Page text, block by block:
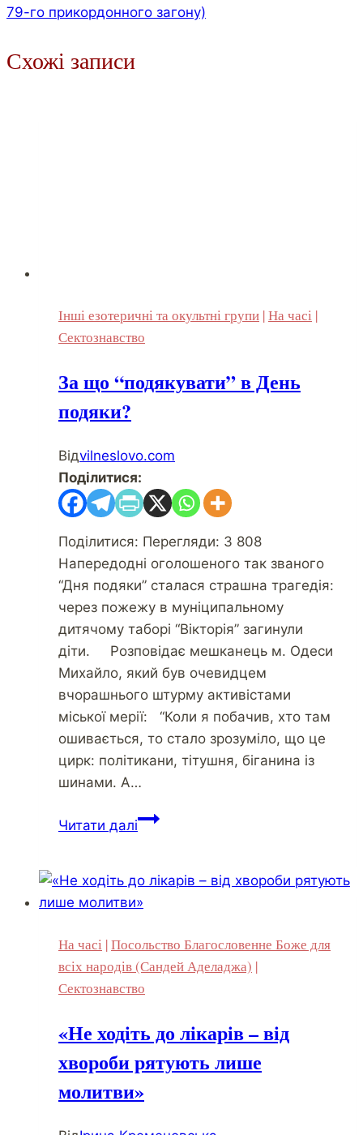
79-го прикордонного загону)
Схожі записи
Інші езотеричні та окультні групи |На часі |
Сектознавство
За що “подякувати” в День
подяки?
Відvilneslovo.com
Поділитися:
Поділитися: Перегляди: 3 808
Напередодні оголошеного так званого
“Дня подяки” сталася страшна трагедія:
через пожежу в муніципальному
дитячому таборі “Вікторія” загинули
діти. Розповідає мешканець м. Одеси
Михайло, який був очевидцем
вчорашнього штурму активістами
міської мерії: “Коли я побачив, хто там
ошивається, то стало зрозуміло, що це
цирк: політикани, тітушня, біганина із
шинами. А…
Читати даліЦе
політикою?
Найбезглуздіша
«благотворчого
суспільства»
На часі |Посольство Благословенне Боже для
всіх народів (Сандей Аделаджа) |
Сектознавство
«Не ходіть до лікарів – від
хвороби рятують лише
молитви»